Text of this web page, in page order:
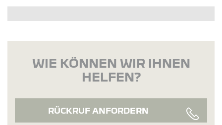
WIE KÖNNEN WIR IHNEN
HELFEN?
RÜCKRUF ANFORDERN